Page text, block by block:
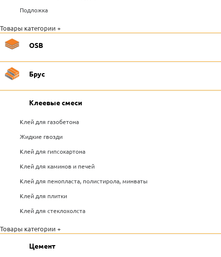
Подложка
Товары категории +
OSB
Брус
Клеевые смеси
Клей для газобетона
Жидкие гвозди
Клей для гипсокартона
Клей для каминов и печей
Клей для пенопласта, полистирола, минваты
Клей для плитки
Клей для стеклохолста
Товары категории +
Цемент